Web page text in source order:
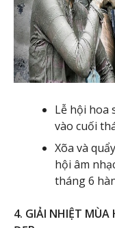
Lễ hội hoa
vào cuối
Xõa và
hội âm
tháng 6
4. GIẢI NHIỆT MÙA